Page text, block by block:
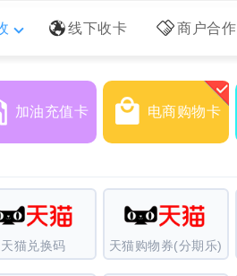
线下收卡 商户合作
加油充值卡 电商购物卡
天猫兑换码 天猫购物券(分期乐)